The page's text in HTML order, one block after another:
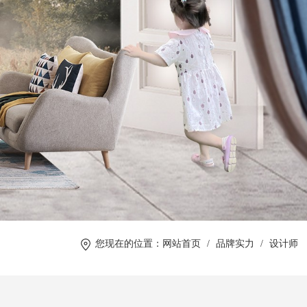
您现在的位置：网站首页 / 品牌实力 / 设计师